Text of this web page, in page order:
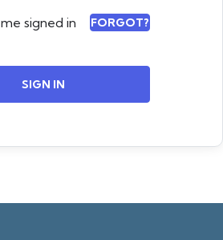
signed in FORGOT?
SIGN IN